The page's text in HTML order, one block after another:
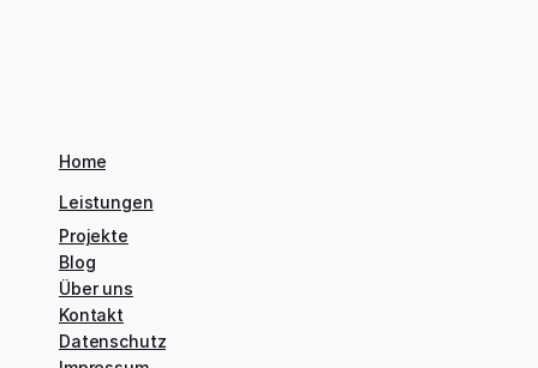
Home
Leistungen
Projekte
Blog
Über uns
Kontakt
Datenschutz